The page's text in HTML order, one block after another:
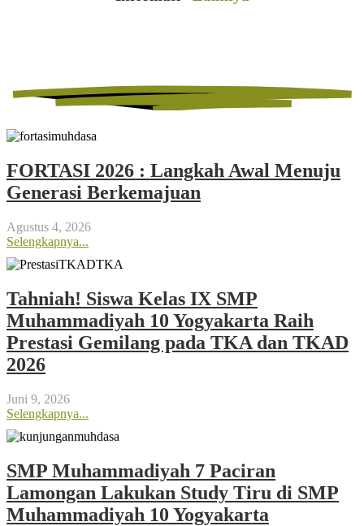
FORTASI 2026 : Langkah Awal Menuju
Generasi Berkemajuan
Agustus 4, 2026
Selengkapnya...
Tahniah! Siswa Kelas IX SMP
Muhammadiyah 10 Yogyakarta Raih
Prestasi Gemilang pada TKA dan TKAD
2026
Juni 9, 2026
Selengkapnya...
SMP Muhammadiyah 7 Paciran
Lamongan Lakukan Study Tiru di SMP
Muhammadiyah 10 Yogyakarta